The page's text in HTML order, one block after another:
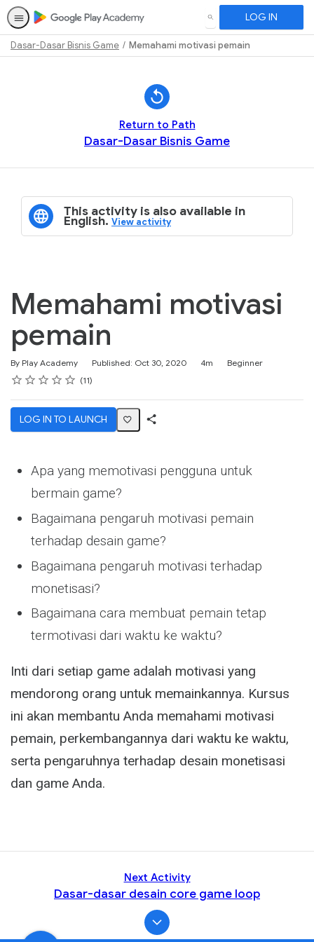
SEARCH LOG IN
Dasar-Dasar Bisnis Game Memahami motivasi pemain
Return to Path
Dasar-Dasar Bisnis Game
This activity is also available in
English.View activity
Memahami motivasi
pemain
By Play Academy Published: Oct 30, 2020
Duration 4m
Difficulty
Beginner
Rating
1 star
2 stars
3 stars
4 stars
5 stars
Average rating: 4.8 11
11 reviews
LOG IN TO LAUNCH
Apa yang memotivasi pengguna untuk
bermain game?
Bagaimana pengaruh motivasi pemain
terhadap desain game?
Bagaimana pengaruh motivasi terhadap
monetisasi?
Bagaimana cara membuat pemain tetap
termotivasi dari waktu ke waktu?
Inti dari setiap game adalah motivasi yang
mendorong orang untuk memainkannya. Kursus
ini akan membantu Anda memahami motivasi
pemain, perkembangannya dari waktu ke waktu,
serta pengaruhnya terhadap desain monetisasi
dan game Anda.
Next Activity
Dasar-dasar desain core game loop